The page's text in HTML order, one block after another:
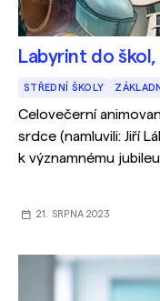
Labyrint do
STŘEDNÍ ŠKOLY
Celovečerní
srdce (namluvili: Jiří
k významnému
organizace. Zveme
21. SRPNA 2023